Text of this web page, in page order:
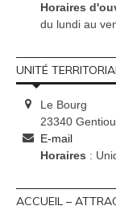
Horaires
du lundi au
UNITÉ
Le Bourg
23340
E-mail
Horaires :
ACCUEIL –